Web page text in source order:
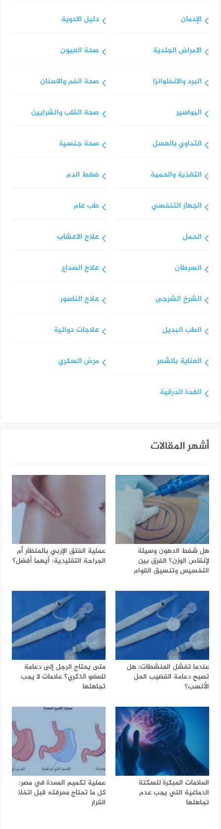
الإدمان
الامراض الجلدية
البرد والانفلوانزا
البواسير
التداوي بالعسل
التغذية والحمية
الجهاز التنفسي
الحمل
السرطان
الشرخ الشرجى
الطب البديل
العناية بالشعر
الغدة الدرقية
دليل الادوية
صحة العيون
صحة الفم والاسنان
صحة القلب والشرايين
صحة جنسية
ضغط الدم
طب عام
علاج الاعشاب
علاج الصداع
علاج الناسور
علاجات دوائية
مرض السكري
أشهر المقالات
هل شفط الدهون وسيلة
لإنقاص الوزن؟ الفرق بين
التخسيس وتنسيق القوام
عملية الفتق الإربي بالمنظار أم
الجراحة التقليدية: أيهما أفضل؟
عندما تفشل المنشطات: هل
تصبح دعامة القضيب الحل
الأنسب؟
متى يحتاج الرجل إلى دعامة
للعضو الذكري؟ علامات لا يجب
تجاهلها
العلامات المبكرة للسكتة
الدماغية التي يجب عدم
تجاهلها
عملية تكميم المعدة في مصر:
كل ما تحتاج معرفته قبل اتخاذ
القرار